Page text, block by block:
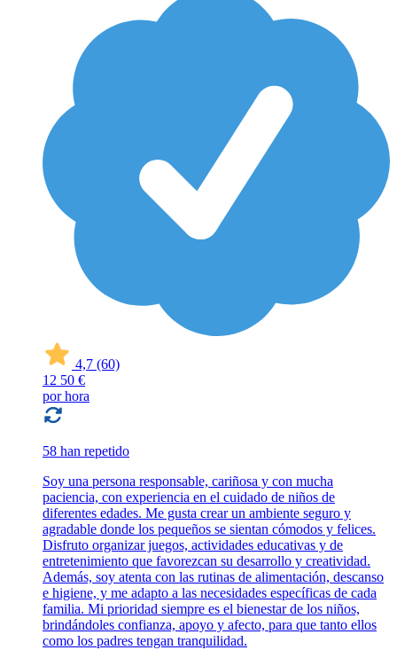
4,7 (60)
12 50 €
por hora
58 han repetido
Soy una persona responsable, cariñosa y con mucha
paciencia, con experiencia en el cuidado de niños de
diferentes edades. Me gusta crear un ambiente seguro y
agradable donde los pequeños se sientan cómodos y felices.
Disfruto organizar juegos, actividades educativas y de
entretenimiento que favorezcan su desarrollo y creatividad.
Además, soy atenta con las rutinas de alimentación, descanso
e higiene, y me adapto a las necesidades específicas de cada
familia. Mi prioridad siempre es el bienestar de los niños,
brindándoles confianza, apoyo y afecto, para que tanto ellos
como los padres tengan tranquilidad.